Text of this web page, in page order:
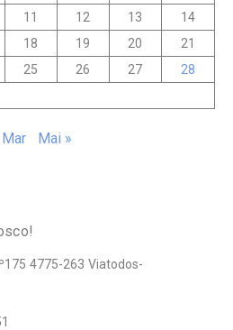
11 12 13
14
18 19 20
21
25 26 27
28
Mar Mai »
4775-263 Viatodos-